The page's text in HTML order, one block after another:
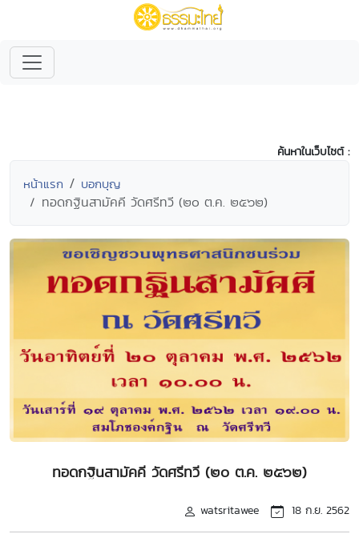
ค้นหาในเว็บไซต์ :
หน้าแรก บอกบุญ
ทอดกฐินสามัคคี วัดศรีทวี (๒๐ ต.ค. ๒๕๖๒)
ทอดกฐินสามัคคี วัดศรีทวี (๒๐ ต.ค. ๒๕๖๒)
watsritawee 18 ก.ย. 2562